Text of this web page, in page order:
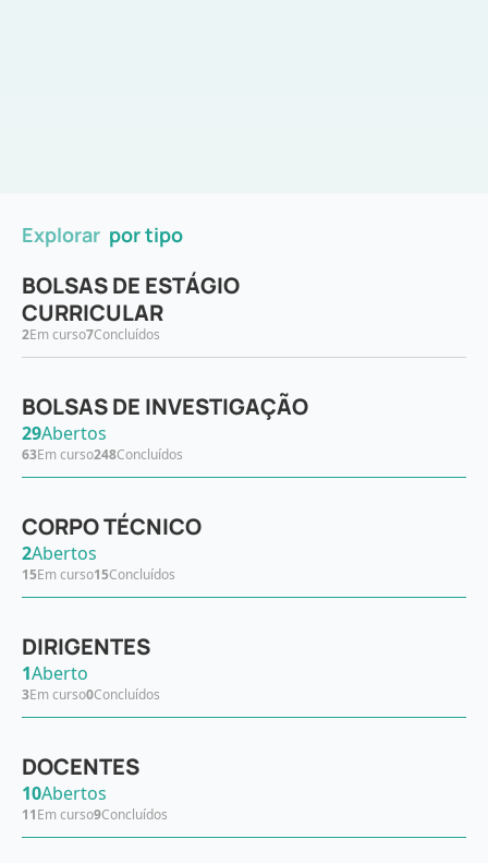
Explorar por tipo
BOLSAS DE ESTÁGIO
CURRICULAR
2Em curso7Concluídos
BOLSAS DE INVESTIGAÇÃO
29Abertos
63Em curso248Concluídos
CORPO TÉCNICO
2Abertos
15Em curso15Concluídos
DIRIGENTES
1Aberto
3Em curso0Concluídos
DOCENTES
10Abertos
11Em curso9Concluídos